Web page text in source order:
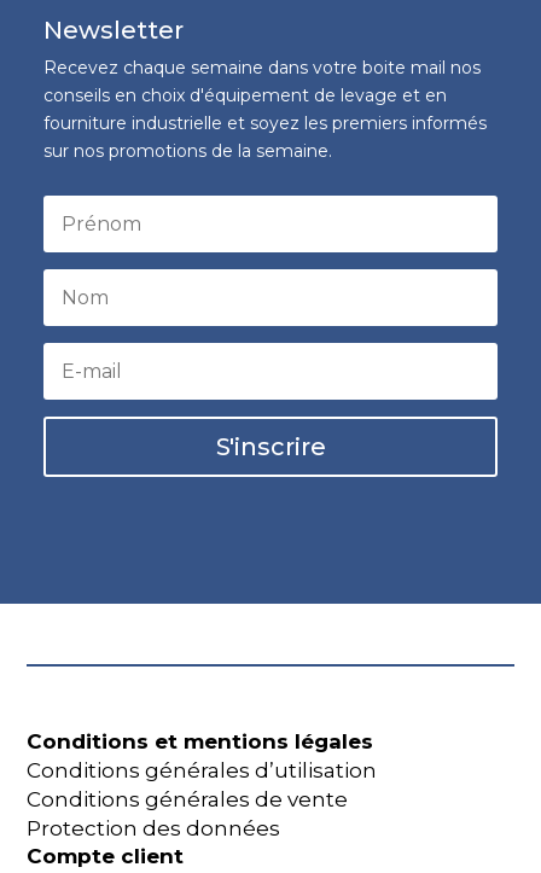
Newsletter
Recevez chaque semaine dans votre boite mail nos
conseils en choix d'équipement de levage et en
fourniture industrielle et soyez les premiers informés
sur nos promotions de la semaine.
S'inscrire
Conditions et mentions légales
Conditions générales d’utilisation
Conditions générales de vente
Protection des données
Compte client